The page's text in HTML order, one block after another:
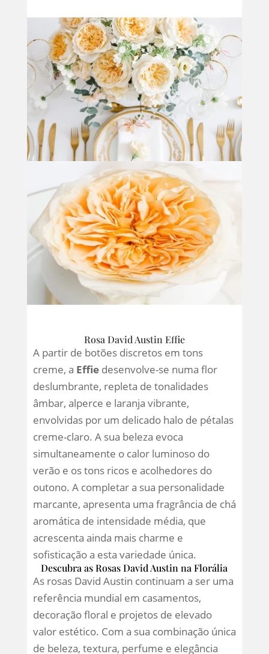
Rosa David Austin Effie
A partir de botões discretos em tons
creme, a Effiedesenvolve-se numa flor
deslumbrante, repleta de tonalidades
âmbar, alperce e laranja vibrante,
envolvidas por um delicado halo de pétalas
creme-claro. A sua beleza evoca
simultaneamente o calor luminoso do
verão e os tons ricos e acolhedores do
outono. A completar a sua personalidade
marcante, apresenta uma fragrância de chá
aromática de intensidade média, que
acrescenta ainda mais charme e
sofisticação a esta variedade única.
Descubra as Rosas David Austin na Florália
As rosas David Austin continuam a ser uma
referência mundial em casamentos,
decoração floral e projetos de elevado
valor estético. Com a sua combinação única
de beleza, textura, perfume e elegância